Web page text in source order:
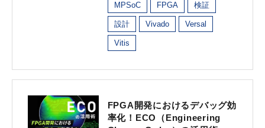
MPSoC FPGA 検証
設計 Vivado Versal
Vitis
FPGA開発におけるデバッグ効
率化！ECO（Engineering